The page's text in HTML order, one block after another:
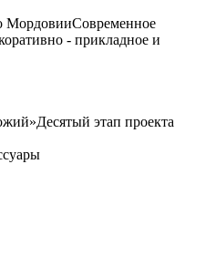
Современное
- прикладное и
Десятый этап проекта